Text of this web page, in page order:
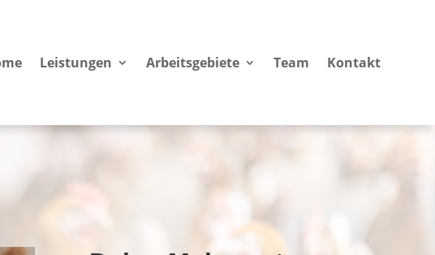
Leistungen Arbeitsgebiete Team Kontakt